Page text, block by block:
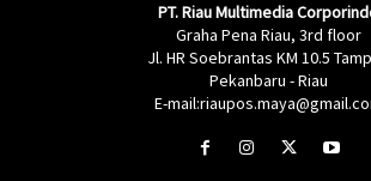
PT. Riau Multimedia
Graha Pena Riau, 3rd floor
Jl. HR Soebrantas KM 10.5
Pekanbaru - Riau
E-